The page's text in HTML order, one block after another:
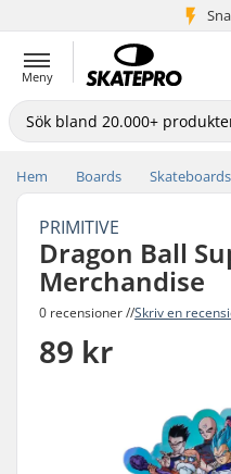
5+
Meny
Hem Boards Skateboards
PRIMITIVE
Dragon Ball
Merchandise
0 recensioner //Skriv en
89 kr